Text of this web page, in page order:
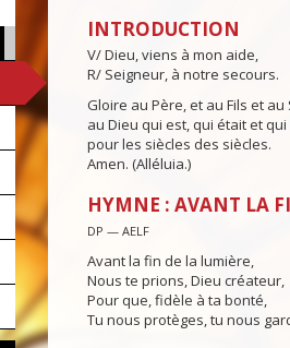
INTRODUCTION
V/ Dieu, viens à mon aide,
R/ Seigneur, à notre secours.
Gloire au Père, et au Fils et au
au Dieu qui est, qui était et
pour les siècles des siècles.
Amen. (Alléluia.)
HYMNE : AVANT LA
DP — AELF
Avant la fin de la lumière,
Nous te prions, Dieu créateur,
Pour que, fidèle à ta bonté,
Tu nous protèges, tu nous